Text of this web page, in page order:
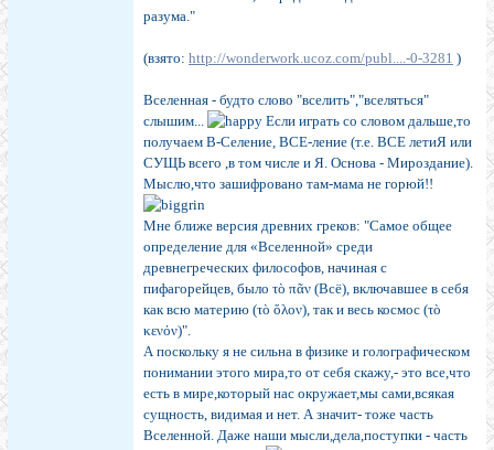
разума."
(взято: http://wonderwork.ucoz.com/publ....-0-3281 )
Вселенная - будто слово "вселить","вселяться"
слышим...
Если играть со словом дальше,то
получаем В-Селение, ВСЕ-ление (т.е. ВСЕ летиЯ или
СУЩЬ всего ,в том числе и Я. Основа - Мироздание).
Мыслю,что зашифровано там-мама не горюй!!
Мне ближе версия древних греков: "Самое общее
определение для «Вселенной» среди
древнегреческих философов, начиная с
пифагорейцев, было τὸ πᾶν (Всё), включавшее в себя
как всю материю (τὸ ὅλον), так и весь космос (τὸ
κενόν)".
А поскольку я не сильна в физике и голографическом
понимании этого мира,то от себя скажу,- это все,что
есть в мире,который нас окружает,мы сами,всякая
сущность, видимая и нет. А значит- тоже часть
Вселенной. Даже наши мысли,дела,поступки - часть